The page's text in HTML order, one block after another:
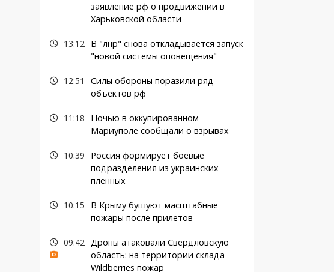
заявление рф о продвижении в
Харьковской области
13:12
В "лнр" снова откладывается запуск
"новой системы оповещения"
12:51
Силы обороны поразили ряд
объектов рф
11:18
Ночью в оккупированном
Мариуполе сообщали о взрывах
10:39
Россия формирует боевые
подразделения из украинских
пленных
10:15
В Крыму бушуют масштабные
пожары после прилетов
09:42 Дроны атаковали Свердловскую
область: на территории склада
Wildberries пожар